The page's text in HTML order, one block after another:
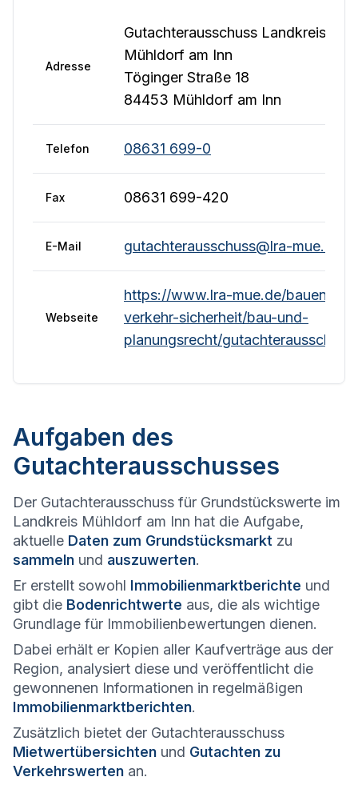
Adresse
Gutachterausschuss Landkreis
Mühldorf am Inn
Töginger Straße 18
84453 Mühldorf am Inn
Telefon 08631 699-0
Fax 08631 699-420
E-Mail gutachterausschuss@lra-mue.de
Webseite
https://www.lra-mue.de/bauen-
verkehr-sicherheit/bau-und-
planungsrecht/gutachterausschuss
Aufgaben des
Gutachterausschusses
Der Gutachterausschuss für Grundstückswerte im
Landkreis Mühldorf am Inn hat die Aufgabe,
aktuelle Daten zum Grundstücksmarkt zu
sammeln und auszuwerten.
Er erstellt sowohl Immobilienmarktberichte und
gibt die Bodenrichtwerte aus, die als wichtige
Grundlage für Immobilienbewertungen dienen.
Dabei erhält er Kopien aller Kaufverträge aus der
Region, analysiert diese und veröffentlicht die
gewonnenen Informationen in regelmäßigen
Immobilienmarktberichten.
Zusätzlich bietet der Gutachterausschuss
Mietwertübersichten und Gutachten zu
Verkehrswerten an.